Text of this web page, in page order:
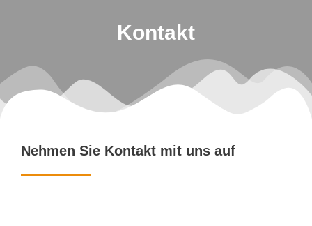
Kontakt
Nehmen Sie Kontakt mit uns auf